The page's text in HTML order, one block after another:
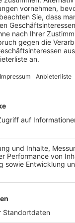
02.03.2023
beiden
In Wesseling
an der
Kölner
sich
Internet zu
Aushänge an